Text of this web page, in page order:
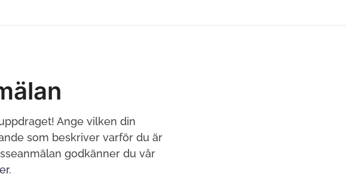
Ange vilken din
som beskriver varför du är
godkänner du vår
.